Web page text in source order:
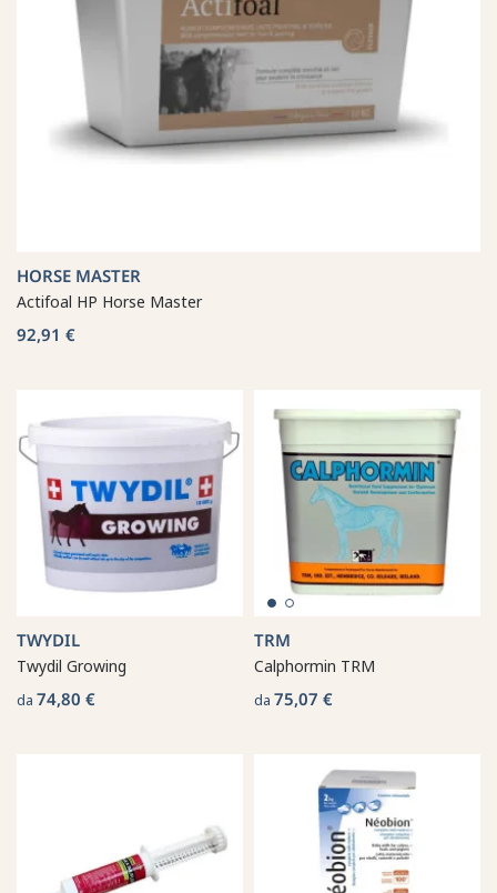
HORSE MASTER
Actifoal HP Horse Master
92,91 €
TWYDIL
Twydil Growing
da 74,80 €
TRM
Calphormin TRM
da 75,07 €